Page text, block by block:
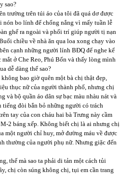
sao?
trường trên túi áo của tôi đã quá dơ được
nón bo lính để chống nắng vì mấy tuần lễ
ghế ra ngoài và phối trí giúp người tị nạn
chiều về nhà ăn qua loa xong chạy vào
cạnh những người lính BĐQ để nghe kể
ở Che Reo, Phú Bổn và thấy lòng mình
dễ dàng thế sao?
bao giờ quên một bà chị thật đẹp,
thục nữ của người thành phố, nhưng chị
và bộ quần áo dân sự bạc màu nhàu nát và
tiếng đòi bắn bỏ những người có trách
tay của con cháu hai bà Trưng này cầm
2 báng xếp. Không biết chị là ai nhưng chị
một người chỉ huy, mở đường máu về được
thường của người phụ nữ. Nhưng giặc đến
thế mà sao ta phải di tản một cách tủi
chị còn súng không chị, tụi em cần trang